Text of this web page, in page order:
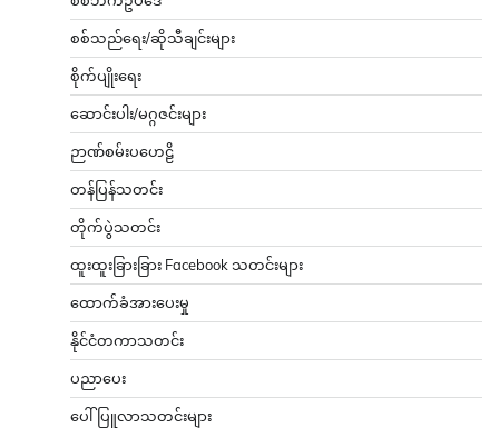
စစ်သည်ရေး/ဆိုသီချင်းများ
စိုက်ပျိုးရေး
ဆောင်းပါး/မဂ္ဂဇင်းများ
ဉာဏ်စမ်းပဟေဠိ
တန်ပြန်သတင်း
တိုက်ပွဲသတင်း
ထူးထူးခြားခြား Facebook သတင်းများ
ထောက်ခံအားပေးမှု
နိုင်ငံတကာသတင်း
ပညာပေး
ပေါ်ပြူလာသတင်းများ